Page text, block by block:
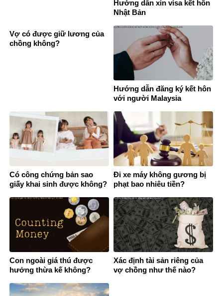
Hướng dẫn xin visa kết hôn
Nhật Bản
Vợ có được giữ lương của
chồng không?
Hướng dẫn đăng ký kết hôn
với người Malaysia
Có công chứng bản sao
giấy khai sinh được không?
Đi xe máy không gương bị
phạt bao nhiêu tiền?
Con ngoài giá thú được
hưởng thừa kế không?
Xác định tài sản riêng của
vợ chồng như thế nào?